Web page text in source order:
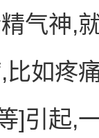
气神,
如疼
]引起,